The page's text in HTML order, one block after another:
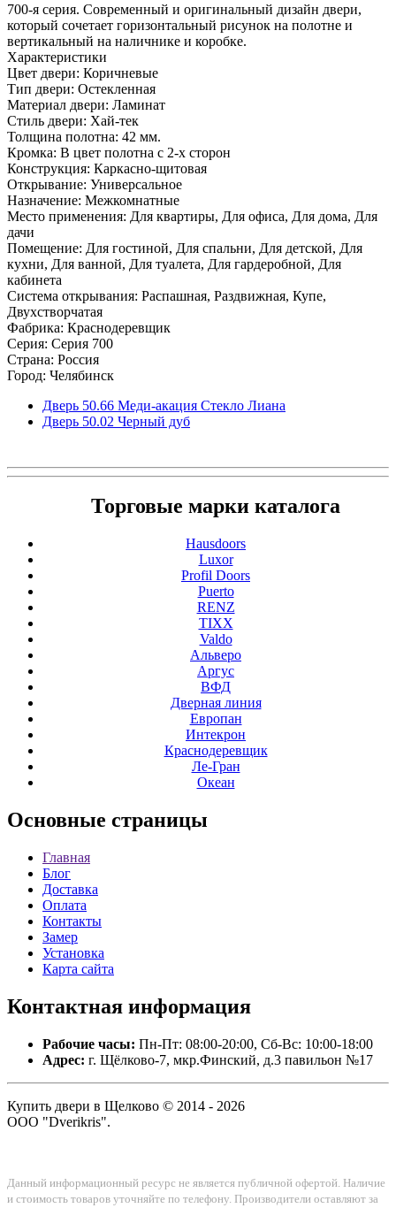
700-я серия. Современный и оригинальный дизайн двери,
который сочетает горизонтальный рисунок на полотне и
вертикальный на наличнике и коробке.
Характеристики
Цвет двери: Коричневые
Тип двери: Остекленная
Материал двери: Ламинат
Стиль двери: Хай-тек
Толщина полотна: 42 мм.
Кромка: В цвет полотна с 2-х сторон
Конструкция: Каркасно-щитовая
Открывание: Универсальное
Назначение: Межкомнатные
Место применения: Для квартиры, Для офиса, Для дома, Для
дачи
Помещение: Для гостиной, Для спальни, Для детской, Для
кухни, Для ванной, Для туалета, Для гардеробной, Для
кабинета
Система открывания: Распашная, Раздвижная, Купе,
Двухстворчатая
Фабрика: Краснодеревщик
Серия: Серия 700
Страна: Россия
Город: Челябинск
Дверь 50.66 Меди-акация Стекло Лиана
Дверь 50.02 Черный дуб
Торговые марки каталога
Hausdoors
Luxor
Profil Doors
Puerto
RENZ
TIXX
Valdo
Альверо
Аргус
ВФД
Дверная линия
Европан
Интекрон
Краснодеревщик
Ле-Гран
Океан
Основные страницы
Главная
Блог
Доставка
Оплата
Контакты
Замер
Установка
Карта сайта
Контактная информация
Рабочие часы: Пн-Пт: 08:00-20:00, Сб-Вс: 10:00-18:00
Адрес: г. Щёлково-7, мкр.Финский, д.3 павильон №17
Купить двери в Щелково © 2014 - 2026
ООО "Dverikris".
Данный информационный ресурс не является публичной офертой. Наличие
и стоимость товаров уточняйте по телефону. Производители оставляют за